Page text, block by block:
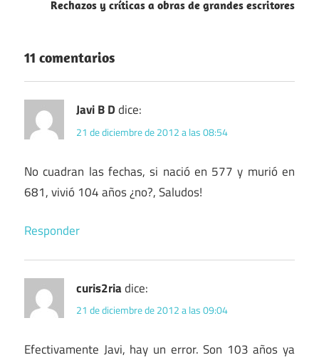
Rechazos y críticas a obras de grandes escritores
11 comentarios
Javi B Ddice:
21 de diciembre de 2012 a las 08:54
No cuadran las fechas, si nació en 577 y murió en
681, vivió 104 años ¿no?, Saludos!
Responder
curis2riadice:
21 de diciembre de 2012 a las 09:04
Efectivamente Javi, hay un error. Son 103 años ya